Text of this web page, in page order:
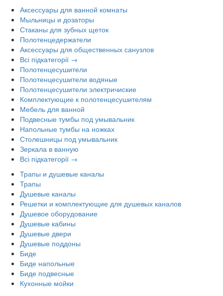
Аксессуары для ванной комнаты
Мыльницы и дозаторы
Стаканы для зубных щеток
Полотенцедержатели
Аксессуары для общественных санузлов
Всі підкатегорії →
Полотенцесушители
Полотенцесушители водяные
Полотенцесушители электричиские
Комплектующие к полотенцесушителям
Мебель для ванной
Подвесные тумбы под умывальник
Напольные тумбы на ножках
Столешницы под умывальник
Зеркала в ванную
Всі підкатегорії →
Трапы и душевые каналы
Трапы
Душевые каналы
Решетки и комплектующие для душевых каналов
Душевое оборудование
Душевые кабины
Душевые двери
Душевые поддоны
Биде
Биде напольные
Биде подвесные
Кухонные мойки